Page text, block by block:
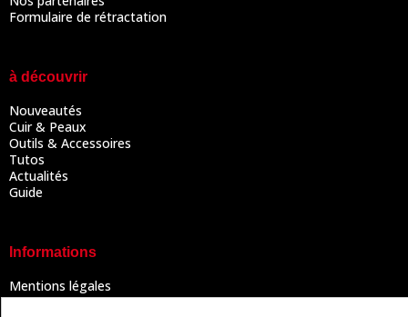
Formulaire de rétractation
à découvrir
Nouveautés
Cuir & Peaux
Outils & Accessoires
Tutos
Actualités
Guide
Informations
Mentions légales
Conditions Générales de Vente